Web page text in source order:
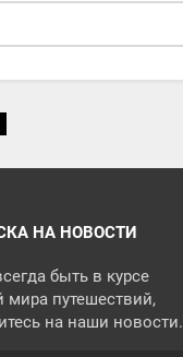
НА НОВОСТИ
быть в курсе
мира путешествий,
на наши новости.